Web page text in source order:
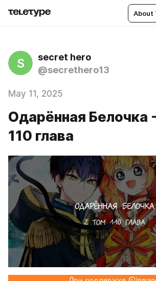
About
S
secret hero
@secrethero13
May 11, 2025
Одарённая Белочка
110 глава